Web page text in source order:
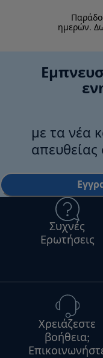
ημερών.
με τα νέα
απευθείας
Συχνές
Ερωτήσεις
Χρειάζεστε
βοήθεια;